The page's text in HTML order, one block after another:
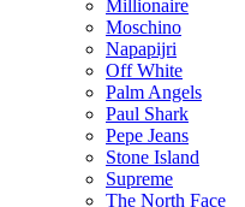
Millionaire
Moschino
Napapijri
Off White
Palm Angels
Paul Shark
Pepe Jeans
Stone Island
Supreme
The North Face